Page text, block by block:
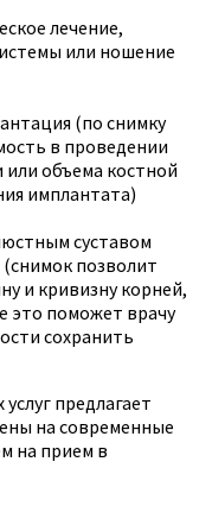
лечение,
или ношение
(по снимку
в проведении
объема костной
имплантата)
суставом
позволит
и кривизну корней,
это поможет врачу
сохранить
предлагает
на современные
на прием в